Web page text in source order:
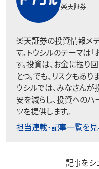
楽天証券
楽天証券の投資情報メデ
す。トウシルのテーマは
す。投資は、お金に振り
とつ。でも、リスクもあり
ウシルでは、みなさん
安を減らし、投資への
ツを提供します。
担当連載･記事一覧を見
記事をシ